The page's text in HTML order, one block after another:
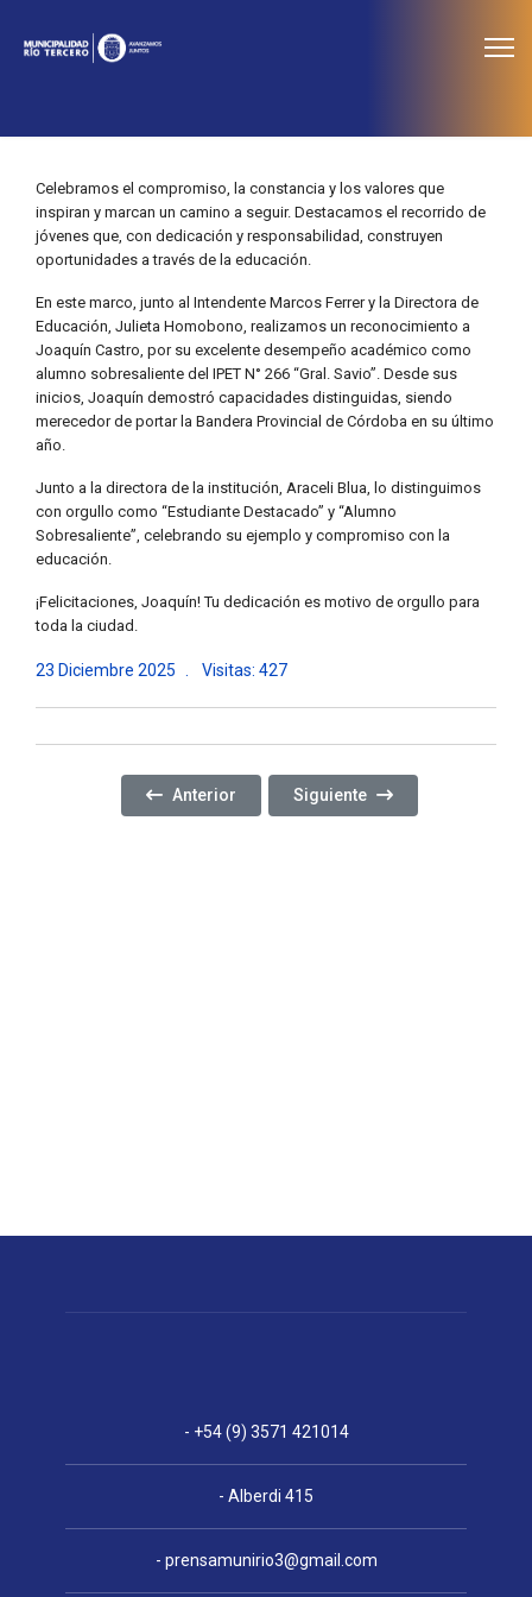
Celebramos el compromiso, la constancia y los valores que
inspiran y marcan un camino a seguir. Destacamos el recorrido de
jóvenes que, con dedicación y responsabilidad, construyen
oportunidades a través de la educación.
En este marco, junto al Intendente Marcos Ferrer y la Directora de
Educación, Julieta Homobono, realizamos un reconocimiento a
Joaquín Castro, por su excelente desempeño académico como
alumno sobresaliente del IPET N° 266 “Gral. Savio”. Desde sus
inicios, Joaquín demostró capacidades distinguidas, siendo
merecedor de portar la Bandera Provincial de Córdoba en su último
año.
Junto a la directora de la institución, Araceli Blua, lo distinguimos
con orgullo como “Estudiante Destacado” y “Alumno
Sobresaliente”, celebrando su ejemplo y compromiso con la
educación.
¡Felicitaciones, Joaquín! Tu dedicación es motivo de orgullo para
toda la ciudad.
23 Diciembre 2025 Visitas: 427
Artículo Anterior: CERRAMOS EL AÑO CON EL
Anterior Artículo Siguiente:
Siguiente
- +54 (9) 3571 421014
- Alberdi 415
- prensamunirio3@gmail.com